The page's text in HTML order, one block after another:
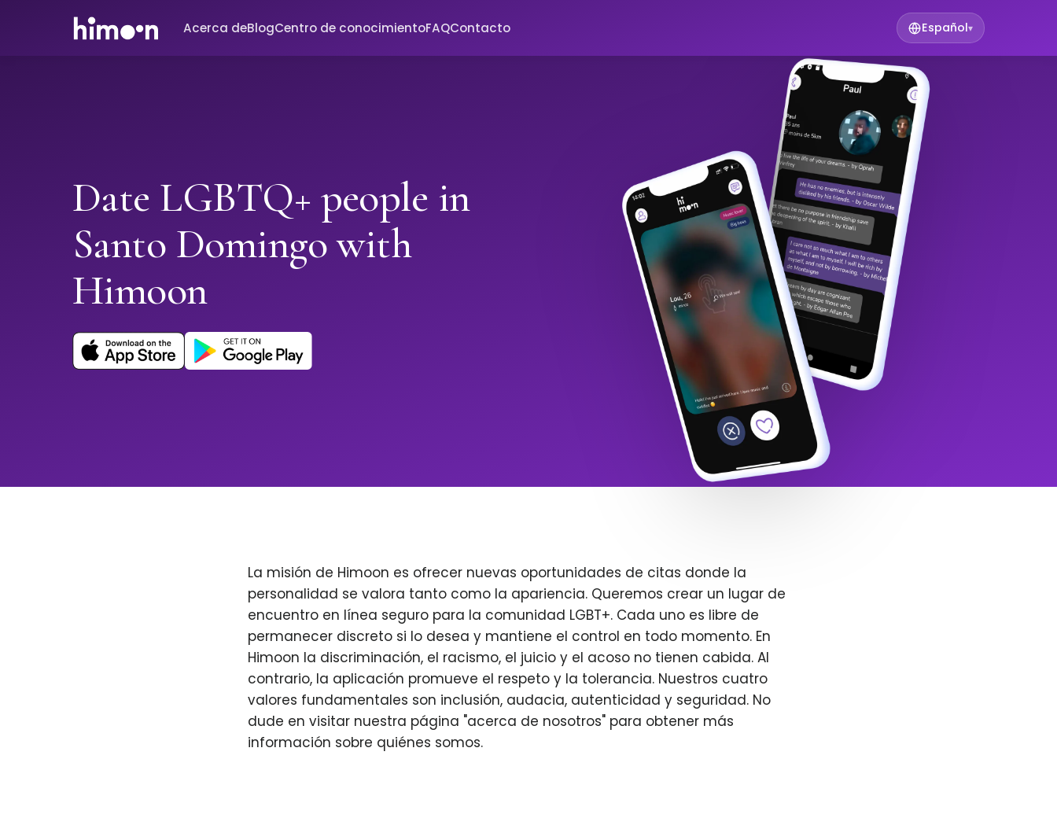
Acerca deBlogCentro de conocimientoFAQContacto Español▾
Date LGBTQ+ people in
Santo Domingo with
Himoon
La misión de Himoon es ofrecer nuevas oportunidades de citas donde la
personalidad se valora tanto como la apariencia. Queremos crear un lugar de
encuentro en línea seguro para la comunidad LGBT+. Cada uno es libre de
permanecer discreto si lo desea y mantiene el control en todo momento. En
Himoon la discriminación, el racismo, el juicio y el acoso no tienen cabida. Al
contrario, la aplicación promueve el respeto y la tolerancia. Nuestros cuatro
valores fundamentales son inclusión, audacia, autenticidad y seguridad. No
dude en visitar nuestra página "acerca de nosotros" para obtener más
información sobre quiénes somos.